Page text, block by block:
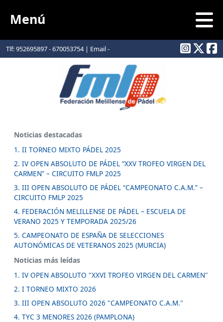
Tlf: 952695897 - 670053754 | Email -
info@padelmelilla.com
Menú
Noticias destacadas
1. II TORNEO MIXTO PÁDEL 2025
2. IV OPEN ABSOLUTO DE PÁDEL “XXV TROFEO VIRGEN DEL
CARMEN” – CIRCUITO FMLP 2025
3. III OPEN ABSOLUTO DE PÁDEL “CAMPEONATO C.A.M.” –
CIRCUITO FMLP 2025
4. FEDERACIÓN MELILLENSE DE PÁDEL – ESCUELA DE
VERANO 2025 Y TEMPORADA 2025/26
5. CAMPEONATO DE ESPAÑA DE SELECCIONES
AUTONÓMICAS DE VETERANOS 2025 (MURCIA)
Noticias más leídas
1. IV OPEN ABSOLUTO "XXVI TROFEO VIRGEN DEL CARMEN"
2. I TORNEO MIXTO 2026
3. III OPEN ABSOLUTO 2026 "CAMPEONATO C.A.M."
4. TYC 3 MENORES 2026 (PAMPLONA)